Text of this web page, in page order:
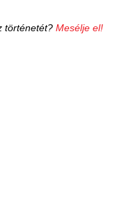
történetét? Mesélje el!